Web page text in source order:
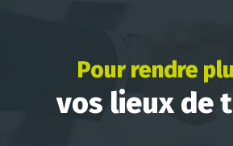
Pour rendre
vos lieux de